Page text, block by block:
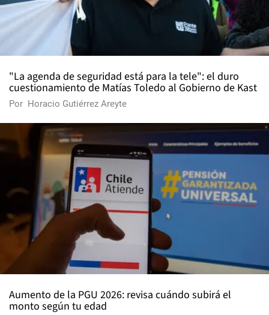
"La agenda de seguridad está para la tele": el duro
cuestionamiento de Matías Toledo al Gobierno de Kast
Por Horacio Gutiérrez Areyte
Aumento de la PGU 2026: revisa cuándo subirá el
monto según tu edad